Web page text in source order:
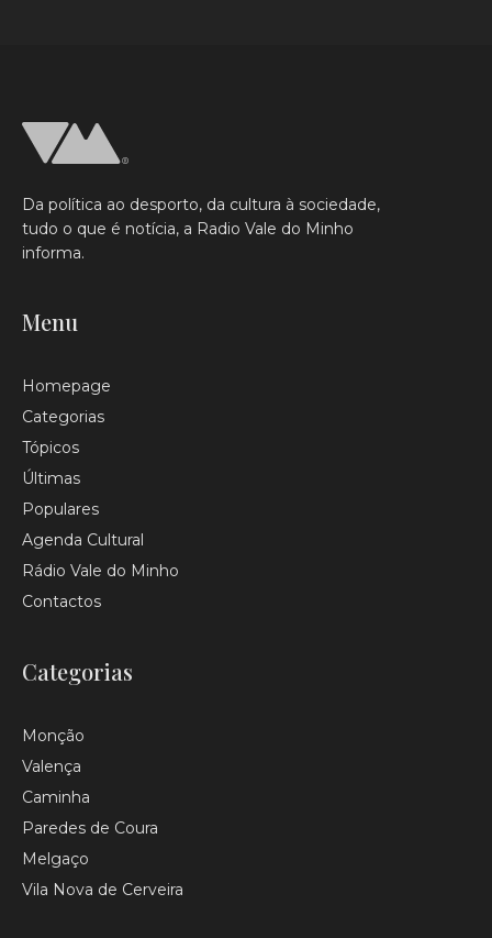
Da política ao desporto, da cultura à sociedade,
tudo o que é notícia, a Radio Vale do Minho
informa.
Menu
Homepage
Categorias
Tópicos
Últimas
Populares
Agenda Cultural
Rádio Vale do Minho
Contactos
Categorias
Monção
Valença
Caminha
Paredes de Coura
Melgaço
Vila Nova de Cerveira